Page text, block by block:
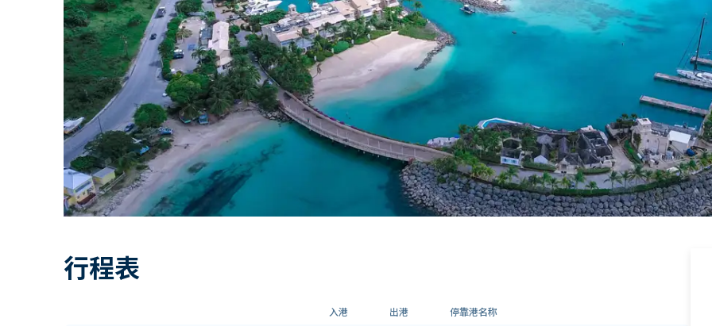
行程表
入港 出港 停靠港名称